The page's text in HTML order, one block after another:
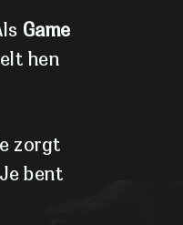
Game
hen
zorgt
bent